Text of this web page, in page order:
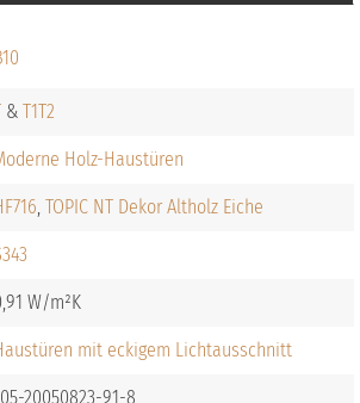
T1T2
Holz-Haustüren
TOPIC NT Dekor Altholz Eiche
mit eckigem Lichtausschnitt
20050823-91-8